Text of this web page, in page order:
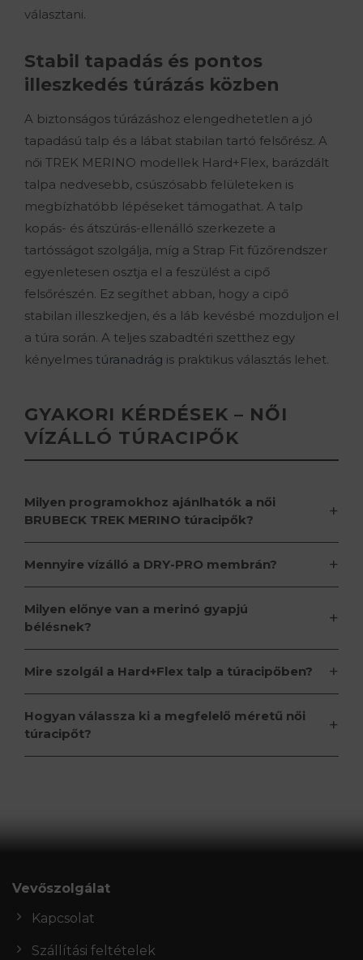
választani.
Stabil tapadás és pontos
illeszkedés túrázás közben
A biztonságos túrázáshoz elengedhetetlen a jó
tapadású talp és a lábat stabilan tartó felsőrész. A
női TREK MERINO modellek Hard+Flex, barázdált
talpa nedvesebb, csúszósabb felületeken is
megbízhatóbb lépéseket támogathat. A talp
kopás- és átszúrás-ellenálló szerkezete a
tartósságot szolgálja, míg a Strap Fit fűzőrendszer
egyenletesen osztja el a feszülést a cipő
felsőrészén. Ez segíthet abban, hogy a cipő
stabilan illeszkedjen, és a láb kevésbé mozduljon el
a túra során. A teljes szabadtéri szetthez egy
kényelmes túranadrág is praktikus választás lehet.
GYAKORI KÉRDÉSEK – NŐI
VÍZÁLLÓ TÚRACIPŐK
Milyen programokhoz ajánlhatók a női
BRUBECK TREK MERINO túracipők?
+
Mennyire vízálló a DRY-PRO membrán? +
Milyen előnye van a merinó gyapjú
bélésnek?
+
Mire szolgál a Hard+Flex talp a túracipőben? +
Hogyan válassza ki a megfelelő méretű női
túracipőt?
+
Vevőszolgálat
Kapcsolat
Szállítási feltételek